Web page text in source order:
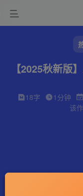
【2025秋新版
18字 1分钟
该